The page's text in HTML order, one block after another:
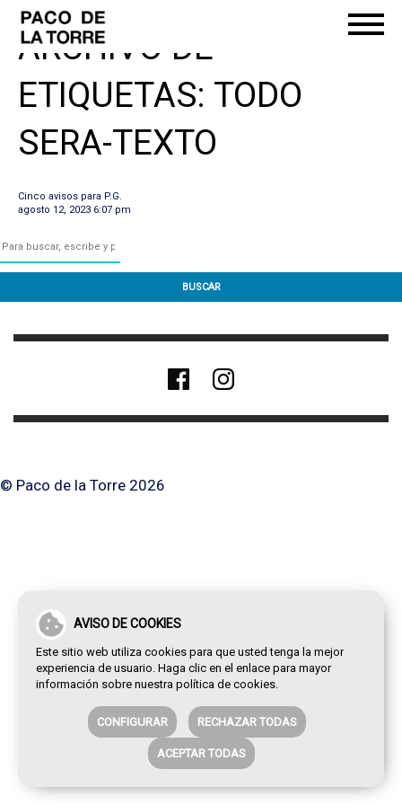
AVISO DE COOKIES
Este sitio web utiliza cookies para que usted tenga la mejor
experiencia de usuario. Haga clic en el enlace para mayor
información sobre nuestra política de cookies.
CONFIGURAR RECHAZAR TODAS
ACEPTAR TODAS
ARCHIVO DE
ETIQUETAS: TODO
SERA-TEXTO
Cinco avisos para P.G.
agosto 12, 2023 6:07 pm
BUSCAR
© Paco de la Torre 2026